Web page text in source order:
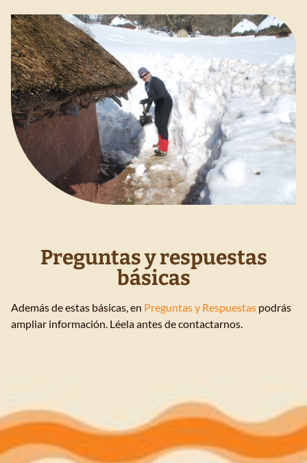
Preguntas y respuestas
básicas
Además de estas básicas, en Preguntas y Respuestas podrás
ampliar información. Léela antes de contactarnos.